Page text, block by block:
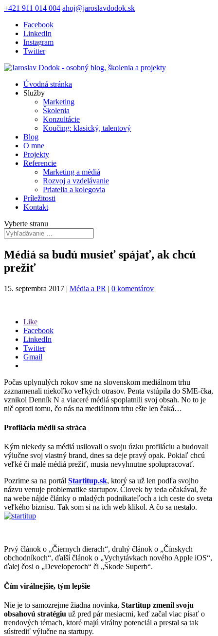
+421 911 014 004 ahoj@jaroslavdodok.sk
Facebook
LinkedIn
Instagram
Twitter
Úvodná stránka
Služby
Marketing
Školenia
Konzultácie
Koučing: klasický, talentový
Blog
O mne
Projekty
Referencie
Marketing a médiá
Rozvoj a vzdelávanie
Priatelia a kolegovia
Príležitosti
Kontakt
Vyberte stranu
Médiá sa budú musieť spájať, ak chcú
prežiť
15. septembra 2017 | Média a PR | 0 komentárov
Like
Facebook
LinkedIn
Twitter
Gmail
Počas uplynulých rokov sme na slovenskom mediálnom trhu
zaznamenali niekoľko veľkých otrasov. Penta vstúpila do SME-čka,
vznikol Denník N a viaceré médiá spoplatnili svoj obsah. No to je
nič oproti tomu, čo nás na mediálnom trhu ešte len čaká…
Profilácia médií sa stráca
Kým niekedy sa médiá usilovali o svoju úzku profiláciu a budovali
výlučne svoj vlastný brand, dnes sa deje pravý opak. Pokiaľ chcú
veľké či malé médiá prežiť, musia nevyhnutne spolupracovať.
Pozrime sa na portál Startitup.sk, ktorý sa už len podľa svojho
názvu venuje problematike startupov. Človek by teda očakával, že
na webe nájde články o mladých podnikateľoch a ich ceste do sveta
veľkého biznisu. Tak som si na ich web klikol. A čo sa nestalo.
Prvý článok o „Čiernych dierach“, druhý článok o „Čínskych
obchodníkoch“, ďalší článok o „Vychytávkach nového Apple iOS“,
ďalej čosi o „Developeroch“ či „Škode Superb“.
Čím virálnejšie, tým lepšie
Nie je to samozrejme žiadna novinka, Startitup zmenil svoju
obsahovú stratégiu už pred pár mesiacmi, keď začal viac písať o
trendových témach, ktoré majú virálny potenciál a prestal sa tak
sústrediť výlučne na startupy.